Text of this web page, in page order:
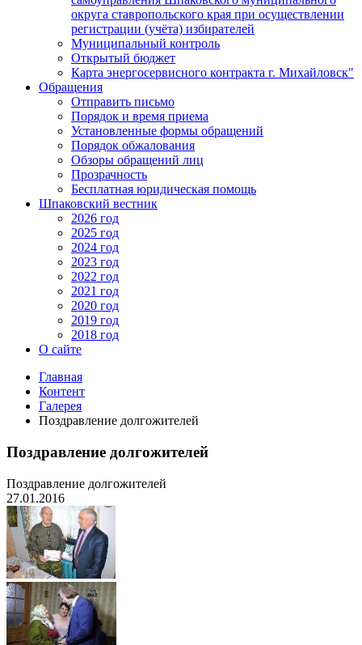
округа ставропольского края при осуществлении
регистрации (учёта) избирателей
Муниципальный контроль
Открытый бюджет
Карта энергосервисного контракта г. Михайловск"
Обращения
Отправить письмо
Порядок и время приема
Установленные формы обращений
Порядок обжалования
Обзоры обращений лиц
Прозрачность
Бесплатная юридическая помощь
Шпаковский вестник
2026 год
2025 год
2024 год
2023 год
2022 год
2021 год
2020 год
2019 год
2018 год
О сайте
Главная
Контент
Галерея
Поздравление долгожителей
Поздравление долгожителей
Поздравление долгожителей
27.01.2016